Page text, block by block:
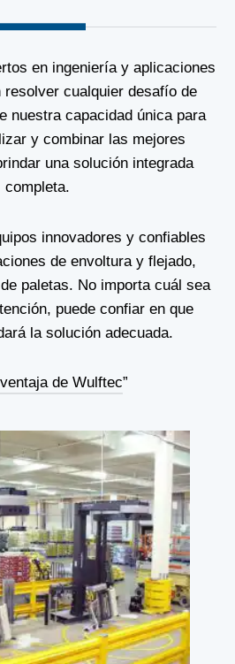
en ingeniería y aplicaciones
resolver cualquier desafío de
nuestra capacidad única para
y combinar las mejores
una solución integrada
completa.
innovadores y confiables
de envoltura y flejado,
paletas. No importa cuál sea
puede confiar en que
la solución adecuada.
de Wulftec”